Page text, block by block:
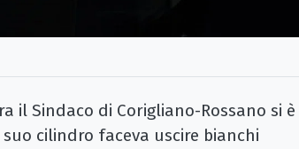
il Sindaco di Corigliano-Rossano si è
cilindro faceva uscire bianchi